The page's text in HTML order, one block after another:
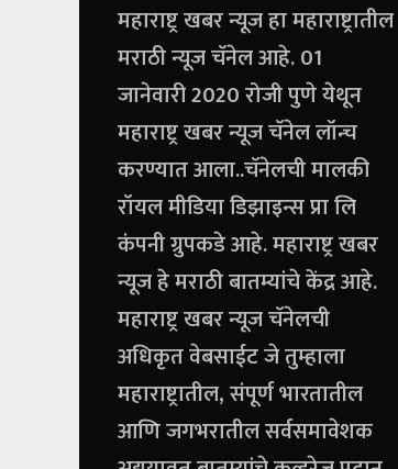
महाराष्ट्र खबर न्यूज हा महाराष्ट्रातील
मराठी न्यूज चॅनेल आहे. 01
जानेवारी 2020 रोजी पुणे येथून
महाराष्ट्र खबर न्यूज चॅनेल लॉन्च
करण्यात आला..चॅनेलची मालकी
रॉयल मीडिया डिझाइन्स प्रा लि
कंपनी ग्रुपकडे आहे. महाराष्ट्र खबर
न्यूज हे मराठी बातम्यांचे केंद्र आहे.
महाराष्ट्र खबर न्यूज चॅनेलची
अधिकृत वेबसाईट जे तुम्हाला
महाराष्ट्रातील, संपूर्ण भारतातील
आणि जगभरातील सर्वसमावेशक